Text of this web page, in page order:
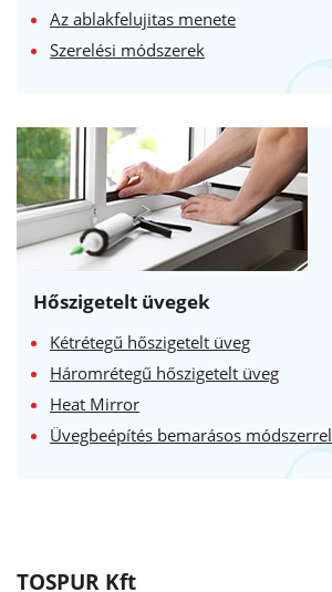
Az ablakfelujitas menete
Szerelési módszerek
Hőszigetelt üvegek
Kétrétegű hőszigetelt üveg
Háromrétegű hőszigetelt üveg
Heat Mirror
Üvegbeépítés bemarásos módszerrel
TOSPUR Kft